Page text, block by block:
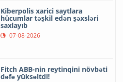
Kiberpolis xarici saytlara
hücumlar təşkil edən şəxsləri
saxlayıb
07-08-2026
Fitch ABB-nin reytinqini növbəti
dəfə yüksəltdi!